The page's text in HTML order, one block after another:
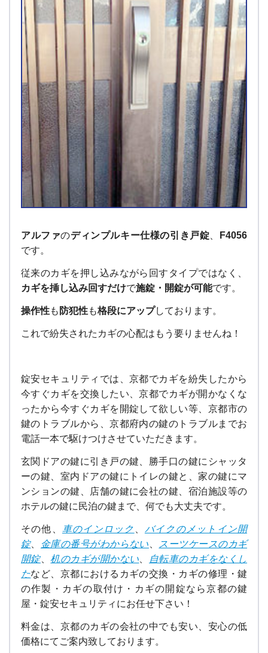
アルファのディンプルキー仕様の引き戸錠
F4056
です。
従来のカギを押し込みながら回すタイプではなく、
カギを挿し込み回すだけで施錠・開錠が可能です。
操作性も 防犯性も格段にアップしております。
これで紛失されたカギの心配はもう要りませんね！
錠安セキュリティでは、京都でカギを紛失したから
今すぐカギを交換したい、京都でカギが開かなくな
ったから今すぐカギを開錠して欲しい等、京都市の
鍵のトラブルから、京都府内の鍵のトラブルまでお
電話一本で駆けつけさせていただきます。
玄関ドアの鍵に引き戸の鍵、勝手口の鍵にシャッタ
ーの鍵、室内ドアの鍵にトイレの鍵と、家の鍵にマ
ンションの鍵、店舗の鍵に会社の鍵、宿泊施設等の
ホテルの鍵に民泊の鍵まで、何でも大丈夫です。
その他、 車のインロック
バイクのメットイン開
錠、 金庫の番号がわからない
スーツケースのカギ
開錠、机のカギが開かない
自転車のカギをなくし
たなど、京都におけるカギの交換・カギの修理・鍵
の作製・カギの取付け・カギの開錠なら京都の鍵
屋・錠安セキュリティにお任せ下さい！
料金は、京都のカギの会社の中でも安い、安心の低
価格にてご案内致しております。